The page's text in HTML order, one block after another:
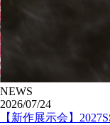
NEWS
2026/07/24
【新作展示会】